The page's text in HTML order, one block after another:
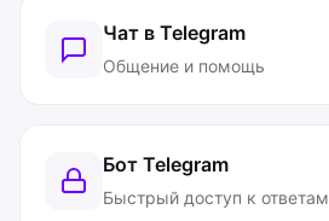
Чат в Telegram
Общение и помощь
Бот Telegram
Быстрый доступ к ответам